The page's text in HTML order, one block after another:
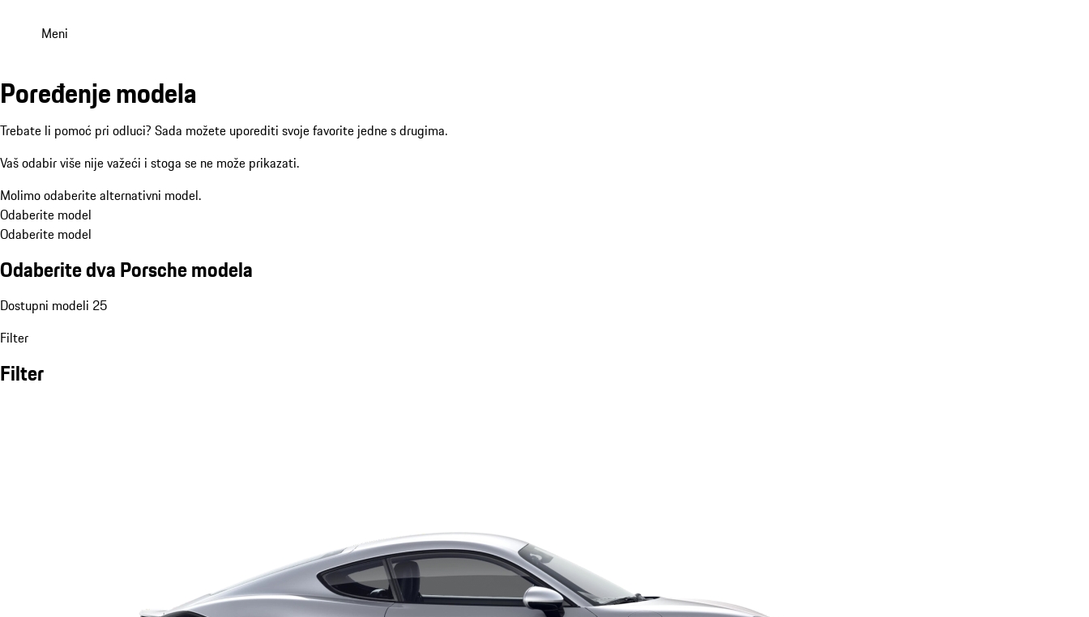
Meni
Poređenje modela
Trebate li pomoć pri odluci? Sada možete uporediti svoje favorite jedne s drugima.
Vaš odabir više nije važeći i stoga se ne može prikazati.
Molimo odaberite alternativni model.
Odaberite model
Odaberite model
Odaberite dva Porsche modela
Dostupni modeli 25
Filter
Filter